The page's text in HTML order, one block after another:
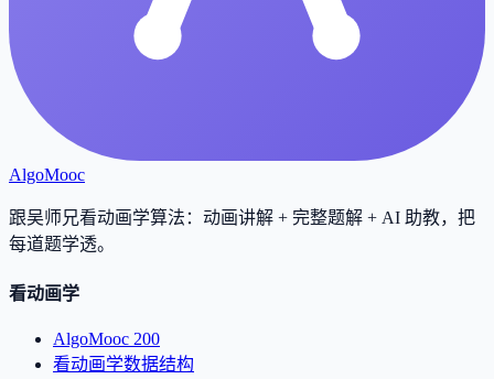
AlgoMooc
跟吴师兄看动画学算法：动画讲解 + 完整题解 + AI 助教，把
每道题学透。
看动画学
AlgoMooc 200
看动画学数据结构